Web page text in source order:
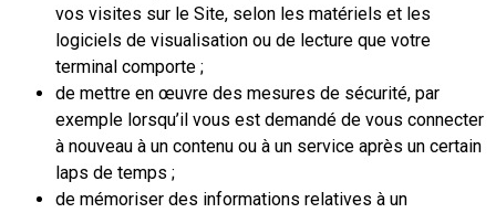
vos visites sur le Site, selon les matériels et les
logiciels de visualisation ou de lecture que votre
terminal comporte ;
de mettre en œuvre des mesures de sécurité, par
exemple lorsqu’il vous est demandé de vous connecter
à nouveau à un contenu ou à un service après un certain
laps de temps ;
de mémoriser des informations relatives à un